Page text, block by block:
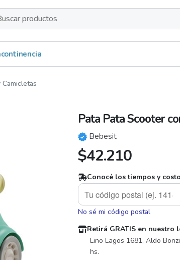
Pata Pata Scooter
Bebesit
$42.210
Conocé los tiempos y
No sé mi código postal
Retirá GRATIS en nuestro
Lino Lagos 1681, Aldo
hs.